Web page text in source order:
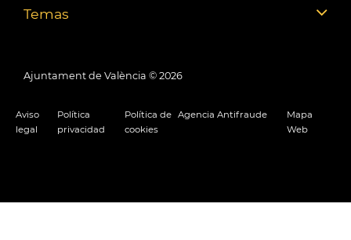
Temas
Ajuntament de València © 2026
Aviso
legal
Política
privacidad
Política de
cookies
Agencia Antifraude
Mapa
Web